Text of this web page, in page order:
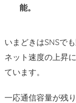
能。
いまどきはSNSで
ネット速度の上昇
ています。
一応通信容量が残